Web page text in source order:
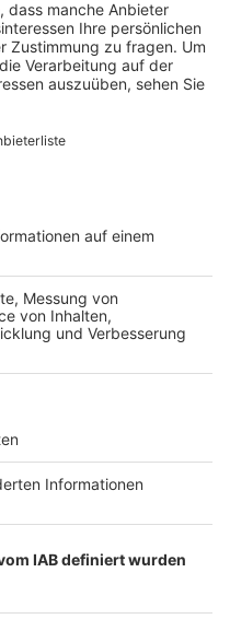
teil- oder
für Pflege oder für
Patientenkontakt
des Impfstoffes der
des Paul-
internationaler
19-
und empfiehlt,
impfen. Diese
für mögliche